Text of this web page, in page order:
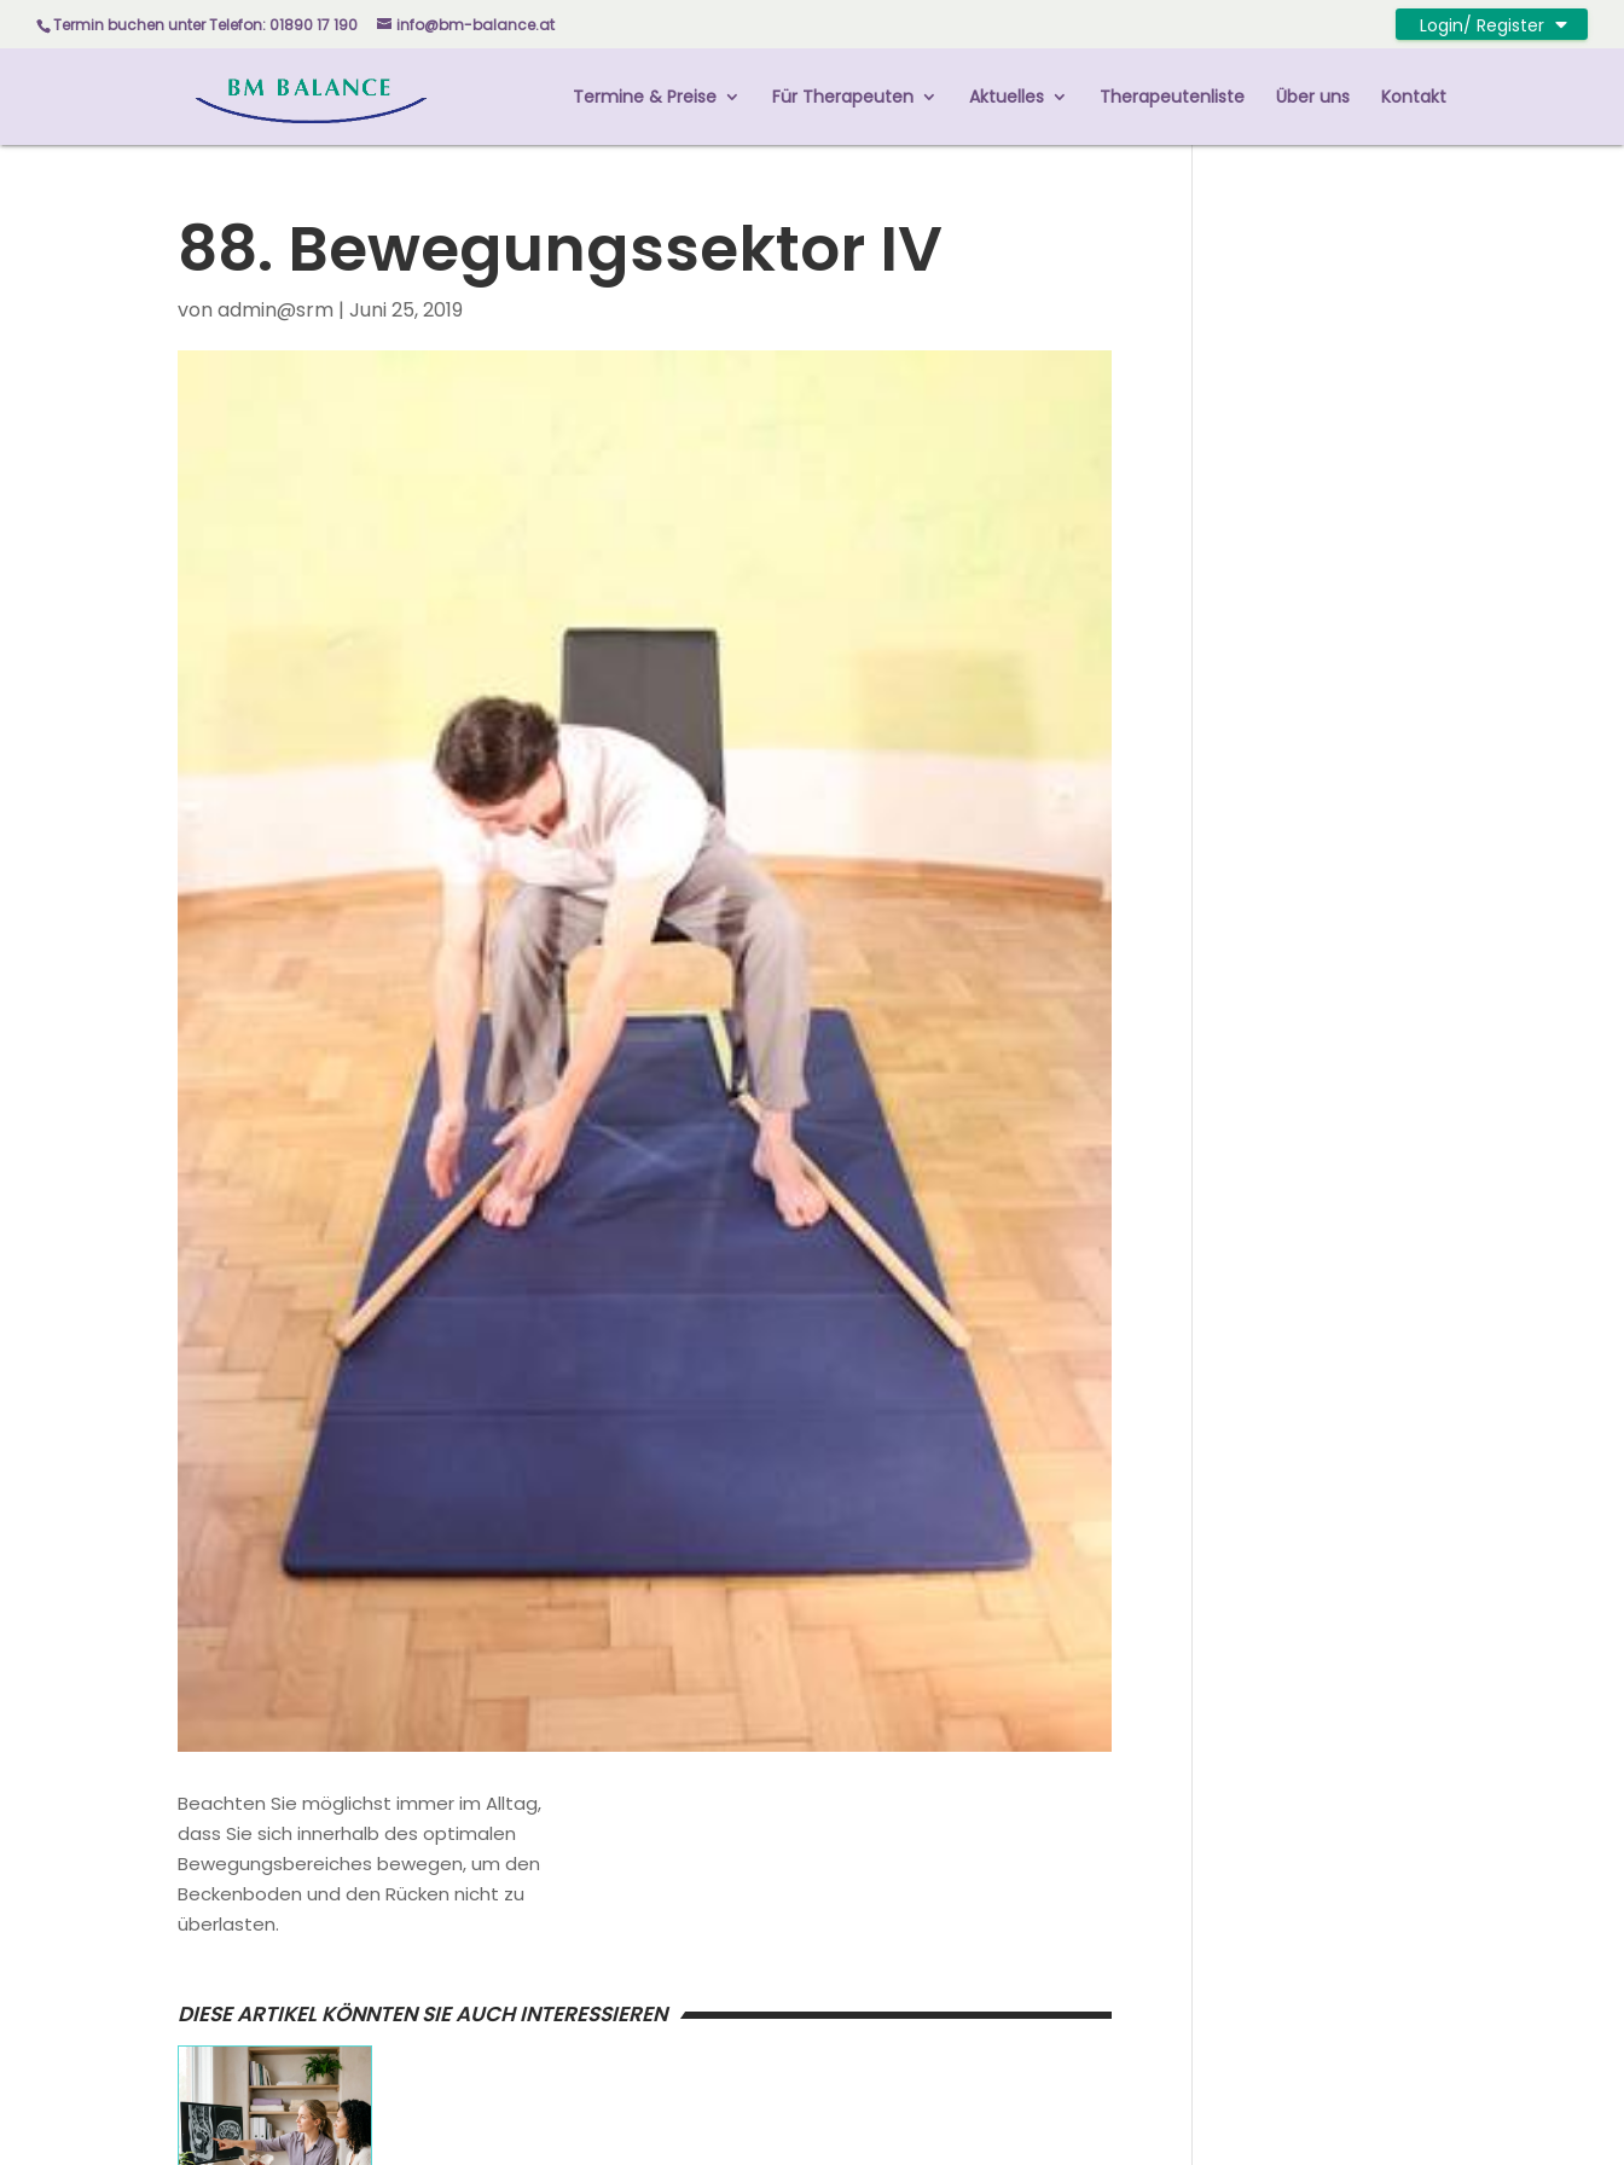
Termin buchen unterTelefon: 01890 17 190 info@bm-balance.at Login/ Register
Termine & Preise Für Therapeuten Aktuelles Therapeutenliste Über uns Kontakt
88. Bewegungssektor IV
von admin@srm | Juni 25, 2019
Beachten Sie möglichst immer im Alltag,
dass Sie sich innerhalb des optimalen
Bewegungsbereiches bewegen, um den
Beckenboden und den Rücken nicht zu
überlasten.
DIESE ARTIKEL KÖNNTEN SIE AUCH INTERESSIEREN